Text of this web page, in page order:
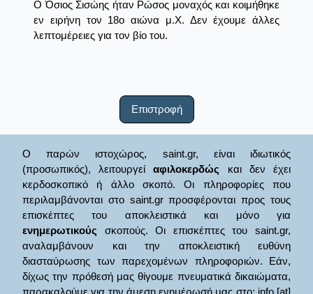
Ο Όσιος Σισώης ήταν Ρώσος μοναχός και κοιμήθηκε
εν ειρήνη τον 18ο αιώνα μ.Χ. Δεν έχουμε άλλες
λεπτομέρειες για τον βίο του.
Επιστροφή
Ο παρών ιστοχώρος, saint.gr, είναι ιδιωτικός
(προσωπικός), λειτουργείαφιλοκερδώς και δεν έχει
κερδοσκοπικό ή άλλο σκοπό. Οι πληροφορίες που
περιλαμβάνονται στο saint.gr προσφέρονται προς τους
επισκέπτες του αποκλειστικά και μόνο για
ενημερωτικούς σκοπούς. Οι επισκέπτες του saint.gr,
αναλαμβάνουν και την αποκλειστική ευθύνη
διασταύρωσης των παρεχομένων πληροφοριών. Εάν,
δίχως την πρόθεσή μας θίγουμε πνευματικά δικαιώματα,
παρακαλούμε για την άμεση ενημέρωσή μας στο: info [at]